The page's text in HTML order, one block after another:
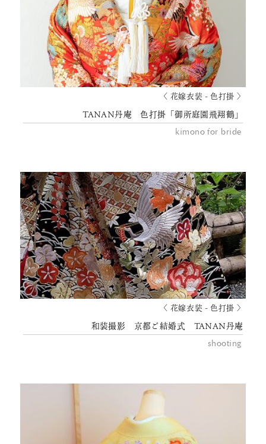
〈 花嫁衣装 - 色打掛 〉
TANAN丹庵 色打掛「御所庭園飛翔鶴」
kimono for bride
〈 花嫁衣装 - 色打掛 〉
和装撮影 京都ご結婚式 TANAN丹庵
shooting